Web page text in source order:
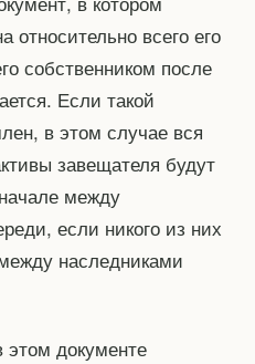
относительно всего его
собственником после
Если такой
в этом случае вся
завещателя будут
между
если никого из них
наследниками
документе